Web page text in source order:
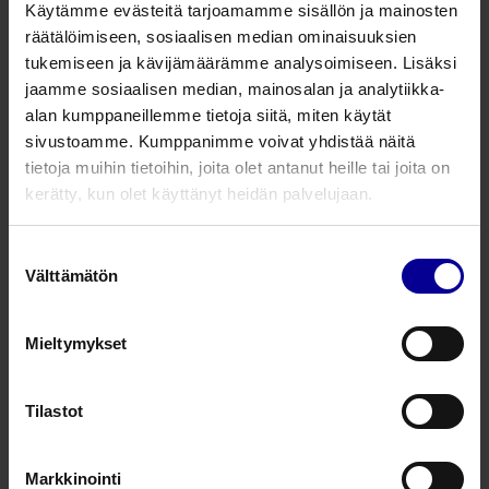
Käytämme evästeitä tarjoamamme sisällön ja mainosten
räätälöimiseen, sosiaalisen median ominaisuuksien
tukemiseen ja kävijämäärämme analysoimiseen. Lisäksi
jaamme sosiaalisen median, mainosalan ja analytiikka-
alan kumppaneillemme tietoja siitä, miten käytät
sivustoamme. Kumppanimme voivat yhdistää näitä
tietoja muihin tietoihin, joita olet antanut heille tai joita on
kerätty, kun olet käyttänyt heidän palvelujaan.
valinta
Välttämätön
Mieltymykset
Tilastot
Markkinointi
0200020016 Pleuradreeni suora, 510 mm
0200020020 Pleuradreeni suora, 505 mm
0200020024 Pleuradreeni suora, 530 mm
0200020028 Pleuradreeni suora, 525 mm
CH 36